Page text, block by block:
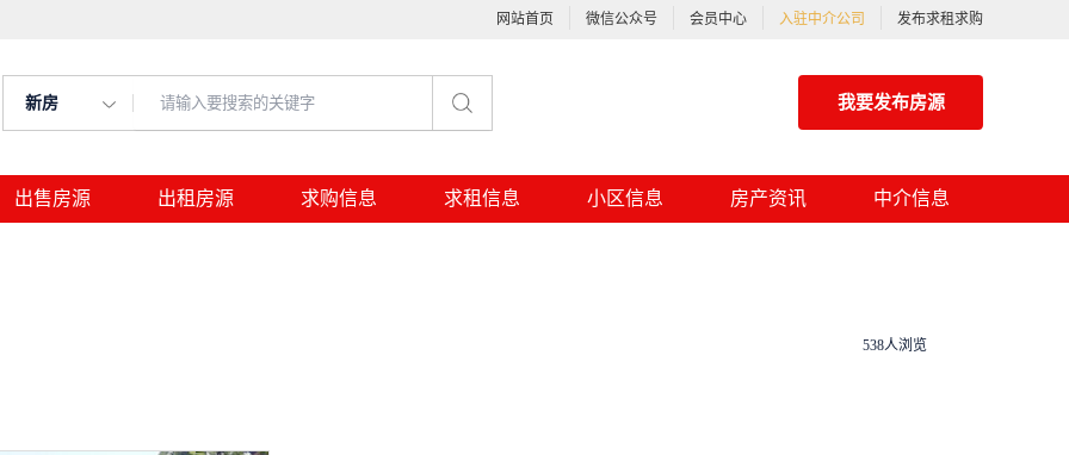
网站首页 微信公众号 会员中心 入驻中介公司 发布求租求购
新房 我要发布房源
出售房源 出租房源 求购信息 求租信息 小区信息 房产资讯 中介信息
538人浏览